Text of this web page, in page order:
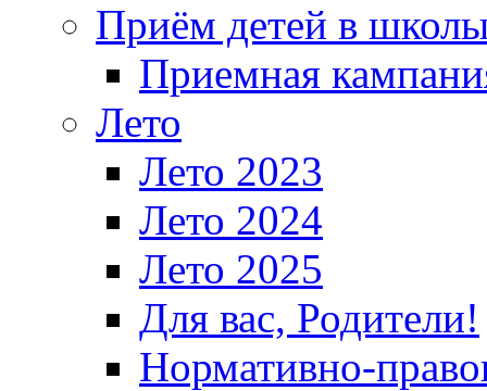
Приём детей в
Приемная
Лето
Лето 2023
Лето 2024
Лето 2025
Для вас, Родители!
Нормативно-